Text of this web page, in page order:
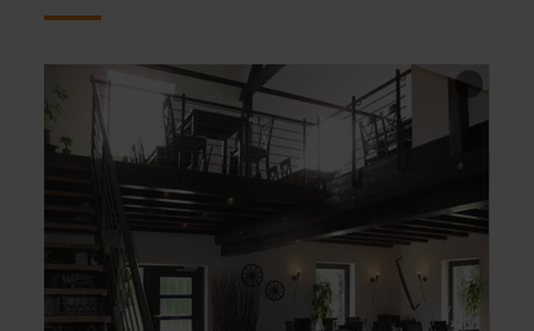
erfahren
zu:
Üxheim
Restaurant